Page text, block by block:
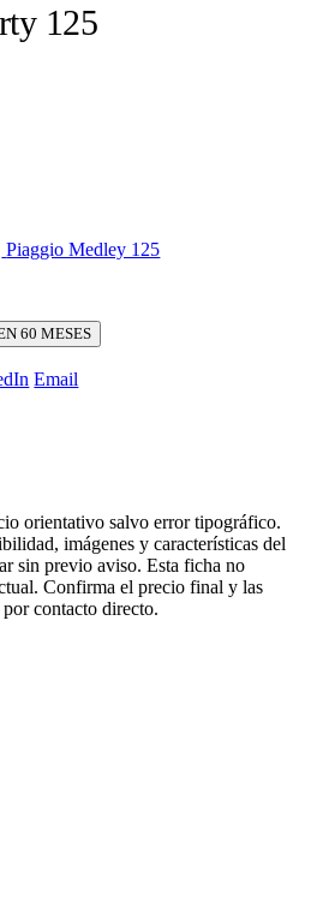
125
Piaggio Medley 125
60 MESES
Email
orientativo salvo error tipográfico.
imágenes y características del
sin previo aviso. Esta ficha no
Confirma el precio final y las
contacto directo.